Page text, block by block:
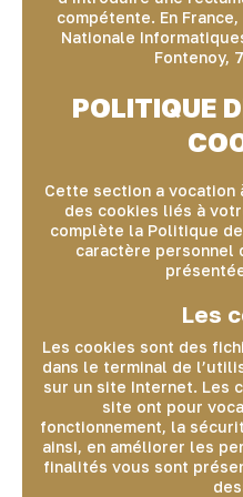
compétente. En
Nationale
Fontenoy,
POLITIQUE
Cette section a vocation
des cookies liés à
complète la Politique
caractère
Les
Les cookies sont des
dans le terminal de
sur un site Internet. Les
site ont pour
fonctionnement, la
ainsi, en améliorer les
finalités vous sont